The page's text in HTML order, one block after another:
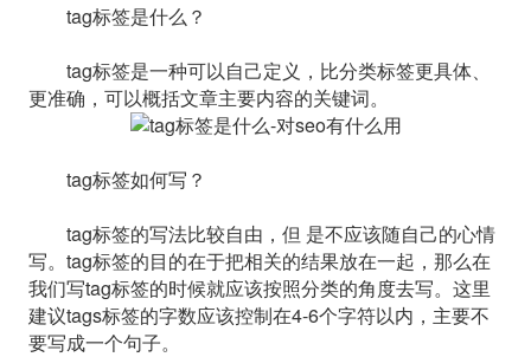
tag标签是什么？
tag标签是一种可以自己定义，比分类标签更具体、
更准确，可以概括文章主要内容的关键词。
tag标签如何写？
tag标签的写法比较自由，但 是不应该随自己的心情
写。tag标签的目的在于把相关的结果放在一起，那么在
我们写tag标签的时候就应该按照分类的角度去写。这里
建议tags标签的字数应该控制在4-6个字符以内，主要不
要写成一个句子。